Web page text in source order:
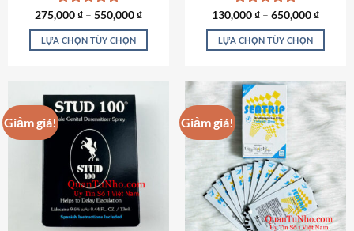
phẩm
phẩm
Được xếp
hạng4.87
5 sao
275,000₫ – 550,000₫
LỰA CHỌN TÙY CHỌN
có
nhiều
biến
thể.
Các
tùy
chọn
Được xếp
hạng5.00
5 sao
130,000₫ – 650,000₫
LỰA CHỌN TÙY CHỌN
này
có
nhiều
biến
thể.
Các
tùy
chọn
có
Giảm giá! Giảm giá!